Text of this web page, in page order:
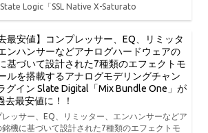
Logic「SSL Native X-Saturato
去最安値】コンプレッサー、EQ、リミッタ
ンハンサーなどアナログハードウェアの
基づいて設計された7種類のエフェクトモ
ルを搭載するアナログモデリングチャン
グイン Slate Digital「Mix Bundle One」が
去最安値に！！
レッサー、EQ、リミッター、エンハンサーなどア
機に基づいて設計された7種類のエフェクトモ